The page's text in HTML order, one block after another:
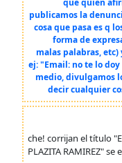
que quien
publicamos la
cosa que pasa es q
forma de
malas palabras,
ej: "Email: no te lo
medio, divulgamos
decir cualquier
che! corrijan el título
PLAZITA RAMIREZ" se